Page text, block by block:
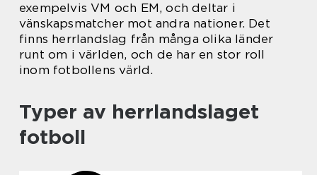
exempelvis VM och EM, och deltar i
vänskapsmatcher mot andra nationer. Det
finns herrlandslag från många olika länder
runt om i världen, och de har en stor roll
inom fotbollens värld.
Typer av herrlandslaget
fotboll